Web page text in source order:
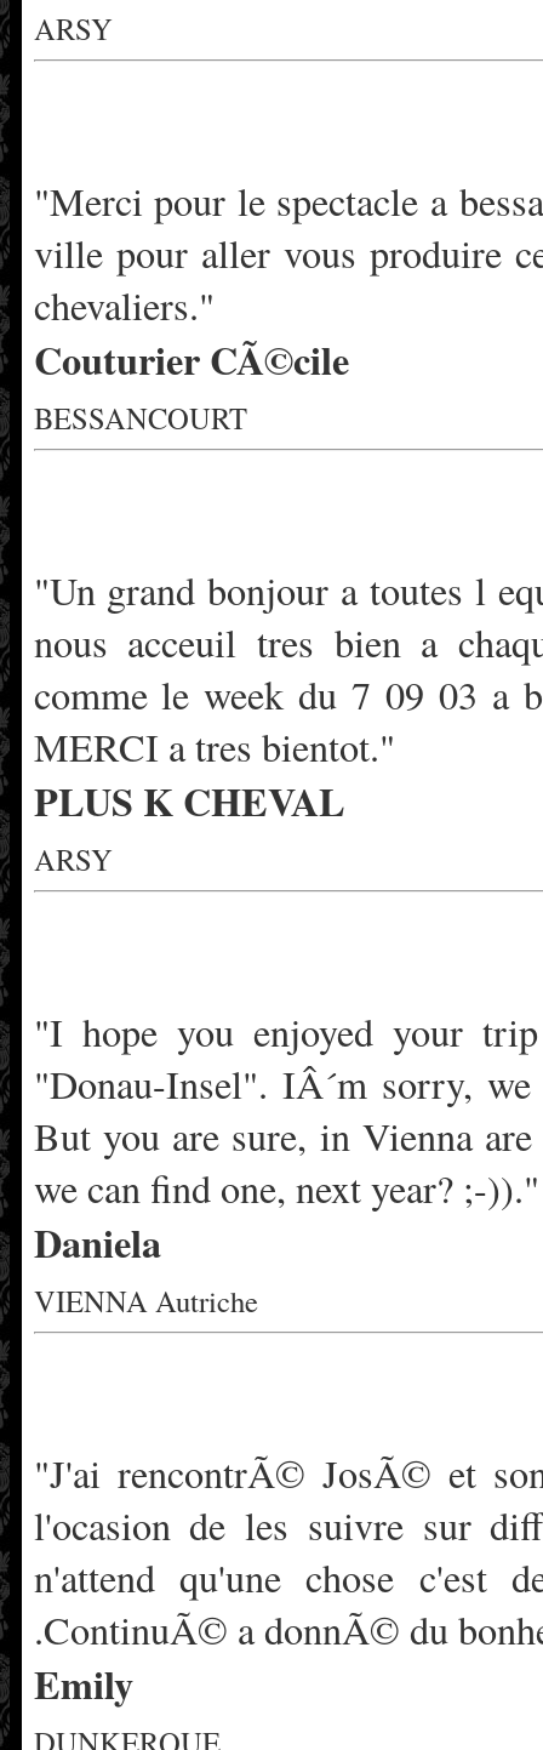
ARSY
"Merci pour le spectacle a
ville pour aller vous produire
chevaliers."
Couturier CÃ©cile
BESSANCOURT
"Un grand bonjour a toutes l
nous acceuil tres bien a
comme le week du 7 09 03 a
MERCI a tres bientot."
PLUS K CHEVAL
ARSY
"I hope you enjoyed your
"Donau-Insel". IÂ´m sorry,
But you are sure, in Vienna
we can find one, next year? ;-))."
Daniela
VIENNA Autriche
"J'ai rencontrÃ© JosÃ© et
l'ocasion de les suivre sur
n'attend qu'une chose c'est
.ContinuÃ© a donnÃ© du
Emily
DUNKERQUE